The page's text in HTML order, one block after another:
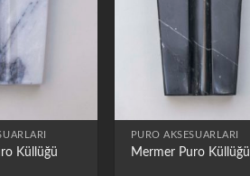
Küllüğü
PURO AKSESUARLARI
Mermer Puro Küllüğü